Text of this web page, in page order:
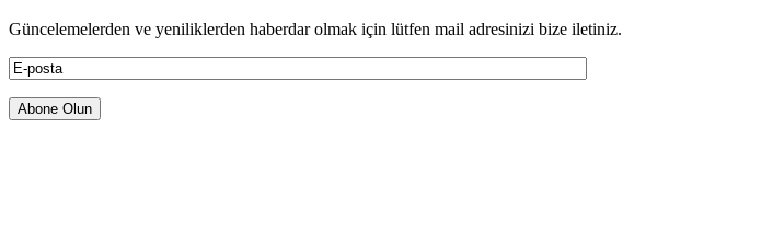
Güncelemelerden ve yeniliklerden haberdar olmak için lütfen mail adresinizi bize iletiniz.